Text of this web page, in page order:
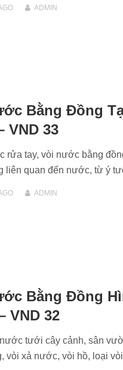
ADMIN
Bằng Đồng
VND 33
rửa tay, vòi nước bằng
liên quan đến nước, từ ý
ADMIN
Bằng Đồng
VND 32
tưới cây cảnh, sân
vòi xả nước, vòi hồ, loại